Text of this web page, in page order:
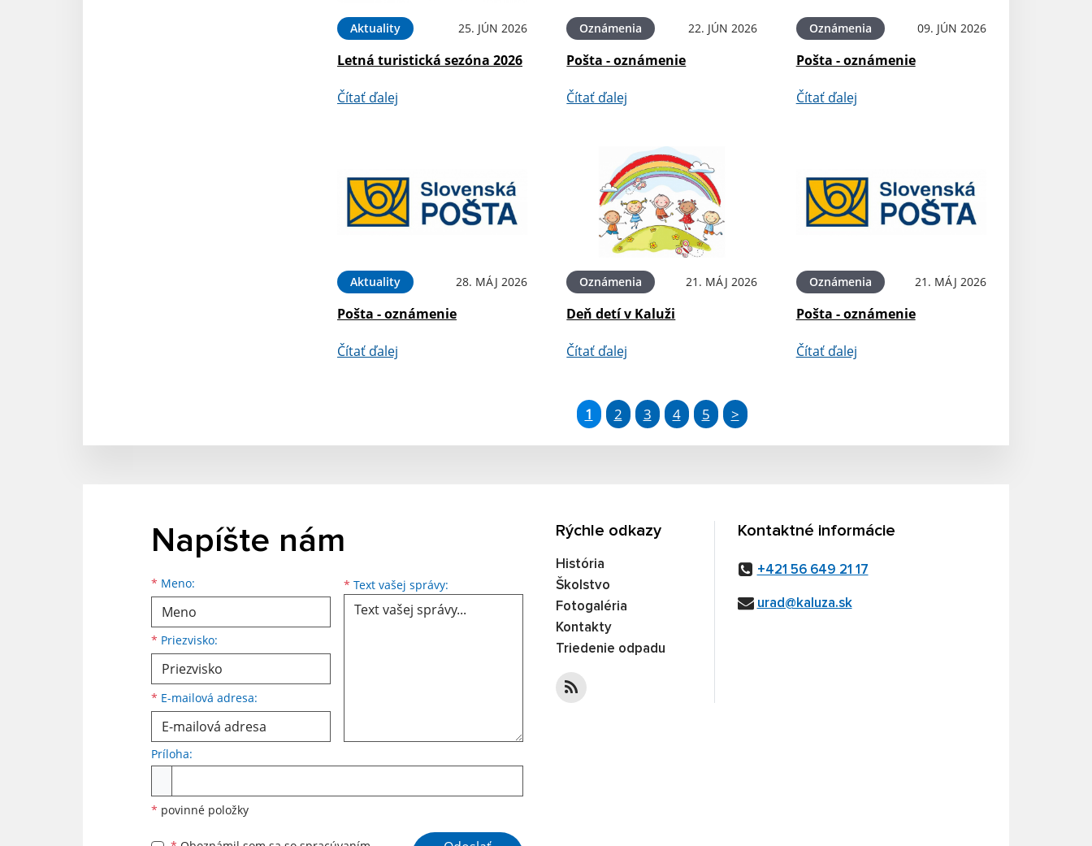
Aktuality 25. JÚN 2026
Letná turistická sezóna 2026
Čítať ďalej
Oznámenia 22. JÚN 2026
Pošta - oznámenie
Čítať ďalej
Oznámenia 09. JÚN 2026
Pošta - oznámenie
Čítať ďalej
Aktuality 28. MÁJ 2026
Pošta - oznámenie
Čítať ďalej
Oznámenia 21. MÁJ 2026
Deň detí v Kaluži
Čítať ďalej
Oznámenia 21. MÁJ 2026
Pošta - oznámenie
Čítať ďalej
1 2 3 4 5 >
Napíšte nám
* Meno:
Meno
* Priezvisko:
Priezvisko
* E-mailová adresa:
E-mailová adresa * Text vašej správy: Text vašej správy...
Príloha:
* povinné položky
Google reCaptcha Response
Rýchle odkazy
História
Školstvo
Fotogaléria
Kontakty
Triedenie odpadu
Kontaktné informácie
+421 56 649 21 17
urad@kaluza.sk